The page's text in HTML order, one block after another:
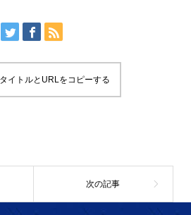
イトルとURLをコピーする